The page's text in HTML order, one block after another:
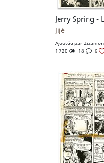
Jijé
Ajoutée par Zizanion
1 720
18 6